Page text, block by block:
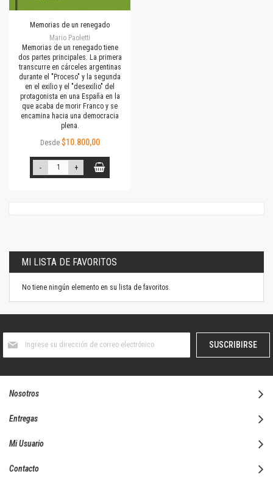
Memorias de un renegado
Mario Paoletti
Memorias de un renegado tiene
dos partes principales. La primera
transcurre en cárceles argentinas
durante el "Proceso" y la segunda
en el exilio y el "desexilio" del
protagonista en una España en la
que acaba de morir Franco y se
encamina hacia una democracia
plena.
Desde $10.800,00
- +
MI LISTA DE FAVORITOS
No tiene ningún elemento en su lista de favoritos.
boletín
SUSCRIBIRSE
Nosotros
Entregas
Mi Usuario
Contacto